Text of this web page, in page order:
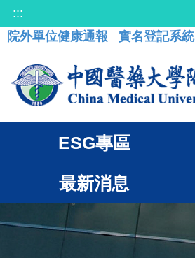
:::
院外單位健康通報
實名登記系統
ESG專區
最新消息